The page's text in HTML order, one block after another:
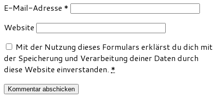
E-Mail-Adresse *
Website
Mit der Nutzung dieses Formulars erklärst du dich mit
der Speicherung und Verarbeitung deiner Daten durch
diese Website einverstanden. *